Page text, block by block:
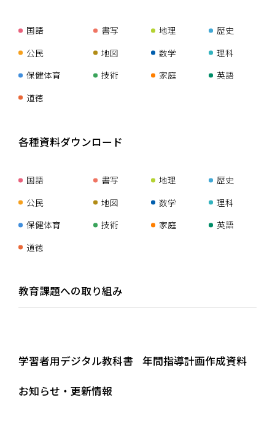
国語 書写 地理
歴史
公民
地図 数学
理科
保健体育
技術 家庭
英語
道徳
各種資料ダウンロード
国語 書写 地理
歴史
公民
地図 数学
理科
保健体育
技術 家庭
英語
道徳
教育課題への取り組み
学習者用デジタル教科書 年間指導計画作成資料
お知らせ・更新情報